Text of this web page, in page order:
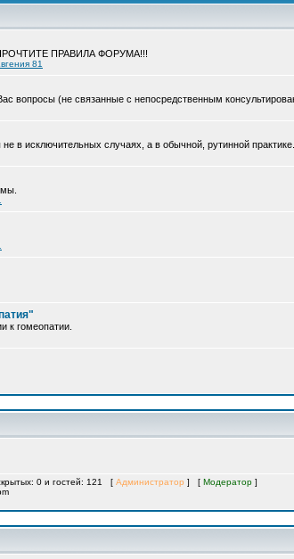
ПРОЧТИТЕ ПРАВИЛА ФОРУМА!!!
81
вопросы (не связанные с непосредственным
в исключительных случаях, а в обычной, рутинной
к гомеопатии.
0 и гостей: 121 [ Администратор ] [ Модератор ]